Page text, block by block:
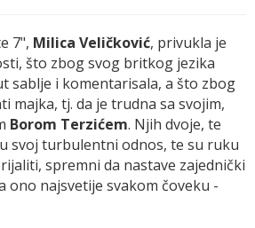
7", Milica Veličković, privukla je
što zbog svog britkog jezika
sablje i komentarisala, a što zbog
majka, tj. da je trudna sa svojim,
Borom Terzićem. Njih dvoje, te
svoj turbulentni odnos, te su ruku
spremni da nastave zajednički
ono najsvetije svakom čoveku -